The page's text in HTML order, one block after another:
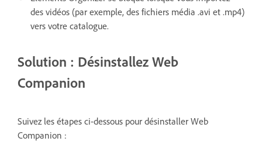
des vidéos (par exemple, des fichiers média .avi et .mp4)
vers votre catalogue.
Solution : Désinstallez Web
Companion
Suivez les étapes ci-dessous pour désinstaller Web
Companion :